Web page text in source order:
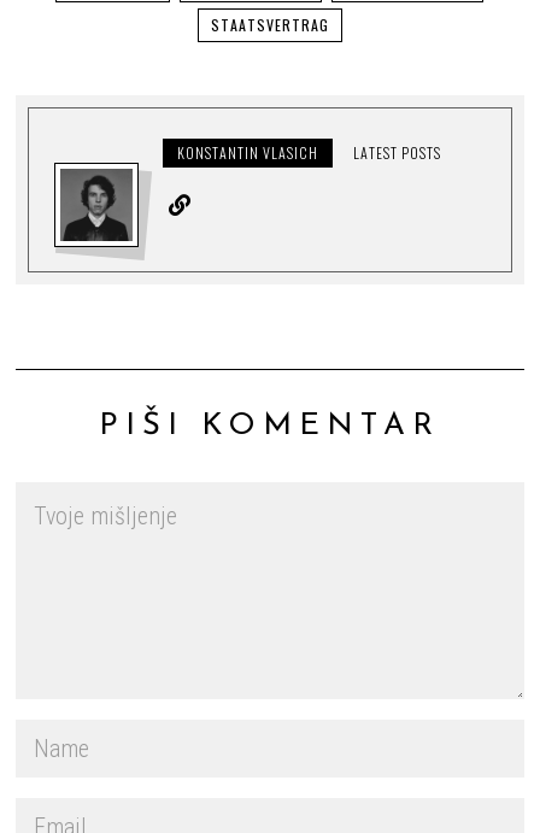
STAATSVERTRAG
KONSTANTIN VLASICH LATEST POSTS
PIŠI KOMENTAR